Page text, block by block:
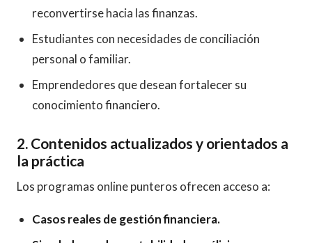
reconvertirse hacia las finanzas.
Estudiantes con necesidades de conciliación
personal o familiar.
Emprendedores que desean fortalecer su
conocimiento financiero.
2. Contenidos actualizados y orientados a
la práctica
Los programas online punteros ofrecen acceso a:
Casos reales de gestión financiera.